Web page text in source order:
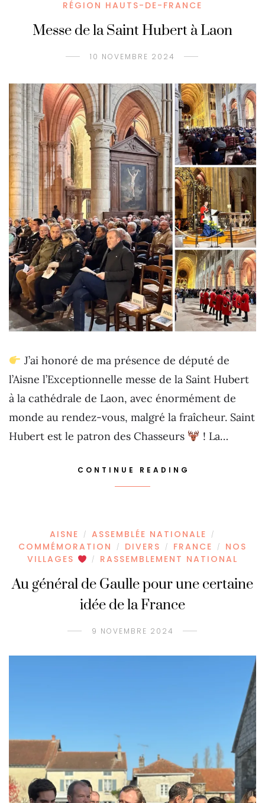
RÉGION HAUTS-DE-FRANCE
Messe de la Saint Hubert à Laon
10 NOVEMBRE 2024
J’ai honoré de ma présence de député de
l’Aisne l’Exceptionnelle messe de la Saint Hubert
à la cathédrale de Laon, avec énormément de
monde au rendez-vous, malgré la fraîcheur. Saint
Hubert est le patron des Chasseurs
! La…
CONTINUE READING
AISNE / ASSEMBLÉE NATIONALE /
COMMÉMORATION / DIVERS / FRANCE /
NOS
VILLAGES
/ RASSEMBLEMENT NATIONAL
Au général de Gaulle pour une certaine
idée de la France
9 NOVEMBRE 2024